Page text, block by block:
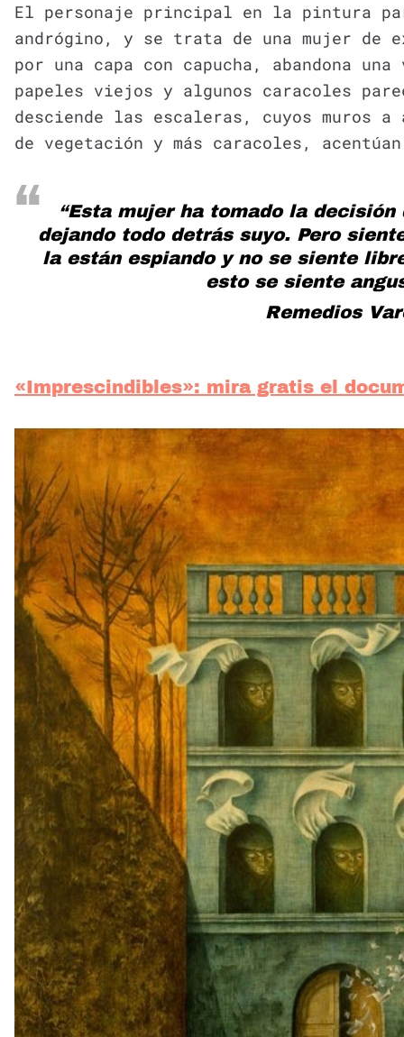
El personaje principal en la pintura
andrógino, y se trata de una mujer de
por una capa con capucha, abandona
papeles viejos y algunos caracoles
desciende las escaleras, cuyos muros
de vegetación y más caracoles,
“Esta mujer ha tomado la decisión
dejando todo detrás suyo. Pero
la están espiando y no se siente
esto se siente
Remedios
«Imprescindibles»: mira gratis el